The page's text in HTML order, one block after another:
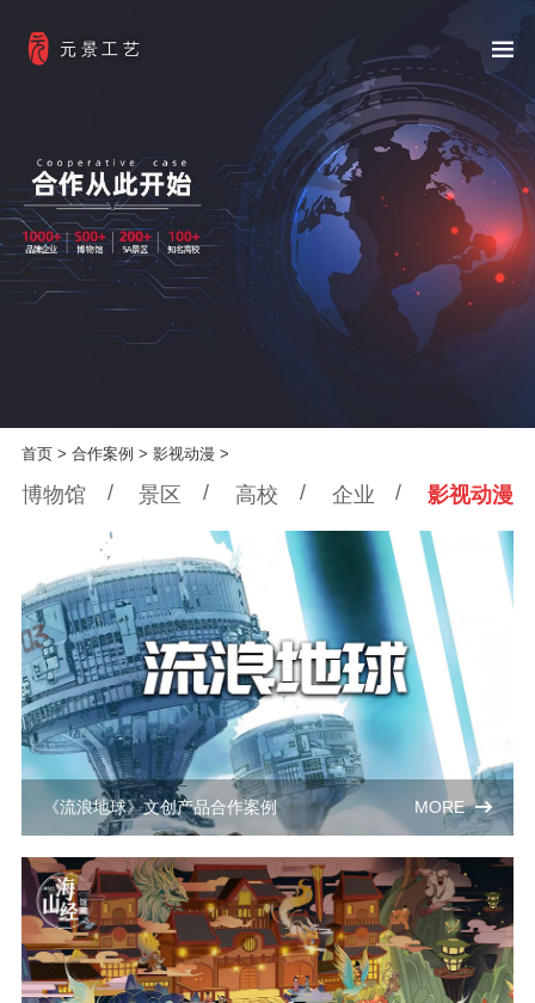
元景工艺
首页 > 合作案例 > 影视动漫 >
博物馆 / 景区 / 高校 / 企业 / 影视动漫
《流浪地球》文创产品合作案例 MORE